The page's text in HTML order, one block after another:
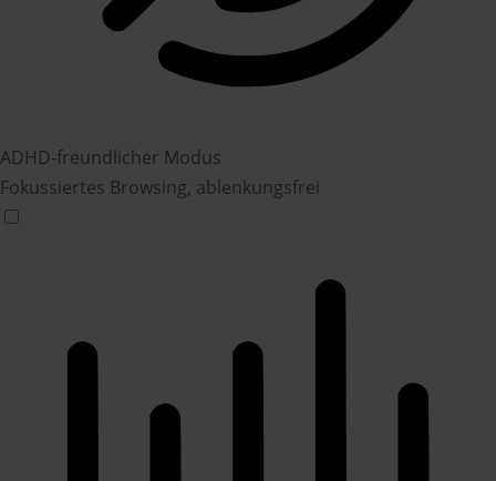
ADHD-freundlicher Modus
Fokussiertes Browsing, ablenkungsfrei